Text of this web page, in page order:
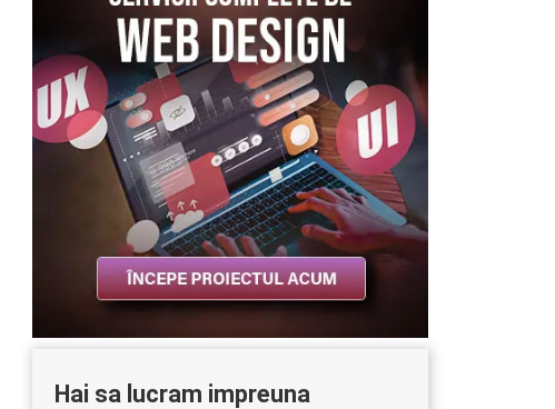
Hai sa lucram impreuna